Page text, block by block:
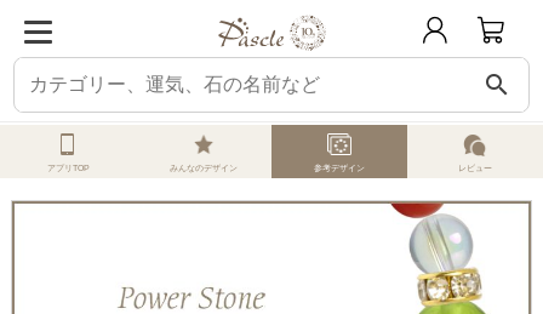
search
ホーム オーダーメイド 参考デザイン ペリドット レディース8 誕生石
アプリTOP みんなのデザイン 参考デザイン レビュー